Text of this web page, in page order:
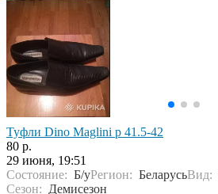
Туфли Dino Maglini р 41.5-42
80 р.
29 июня, 19:51
Состояние: Б/уРегион: БеларусьВид:
Сезон: Демисезон